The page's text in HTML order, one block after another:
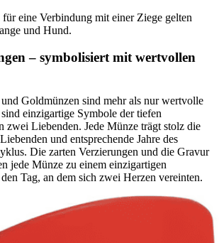
eine Verbindung mit einer Ziege gelten
und Hund.
– symbolisiert mit wertvollen
Goldmünzen sind mehr als nur wertvolle
einzigartige Symbole der tiefen
zwei Liebenden. Jede Münze trägt stolz die
und entsprechende Jahre des
Die zarten Verzierungen und die Gravur
jede Münze zu einem einzigartigen
Tag, an dem sich zwei Herzen vereinten.